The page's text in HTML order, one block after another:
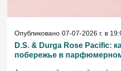
Опубликовано 07-07-2026 г. в
D.S. & Durga Rose Pacific:
побережье в